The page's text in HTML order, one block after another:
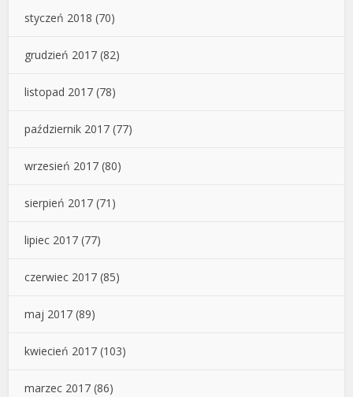
styczeń 2018 (70)
grudzień 2017 (82)
listopad 2017 (78)
październik 2017 (77)
wrzesień 2017 (80)
sierpień 2017 (71)
lipiec 2017 (77)
czerwiec 2017 (85)
maj 2017 (89)
kwiecień 2017 (103)
marzec 2017 (86)